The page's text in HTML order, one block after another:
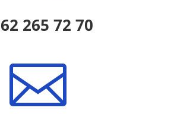
265 72 70
